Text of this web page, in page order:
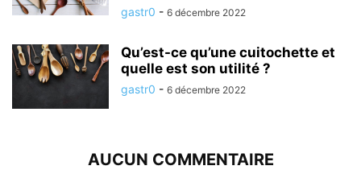
gastr0 - 6 décembre 2022
Qu’est-ce qu’une cuitochette et
quelle est son utilité ?
gastr0 - 6 décembre 2022
AUCUN COMMENTAIRE